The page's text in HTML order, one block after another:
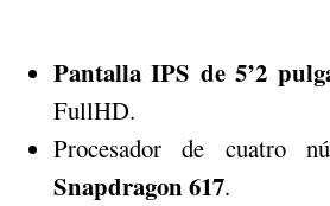
Pantalla IPS de 5’2
FullHD.
Procesador de cuatro
Snapdragon 617.